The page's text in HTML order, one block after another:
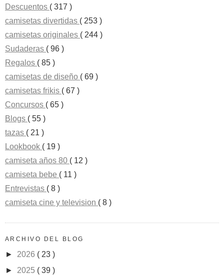
Descuentos ( 317 )
camisetas divertidas ( 253 )
camisetas originales ( 244 )
Sudaderas ( 96 )
Regalos ( 85 )
camisetas de diseño ( 69 )
camisetas frikis ( 67 )
Concursos ( 65 )
Blogs ( 55 )
tazas ( 21 )
Lookbook ( 19 )
camiseta años 80 ( 12 )
camiseta bebe ( 11 )
Entrevistas ( 8 )
camiseta cine y television ( 8 )
ARCHIVO DEL BLOG
► 2026 ( 23 )
► 2025 ( 39 )